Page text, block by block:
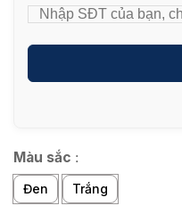
Màu sắc :
Đen Trắng